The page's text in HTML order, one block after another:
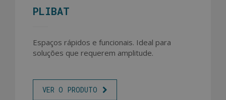
PLIBAT
Espaços rápidos e funcionais. Ideal para
soluções que requerem amplitude.
VER O PRODUTO